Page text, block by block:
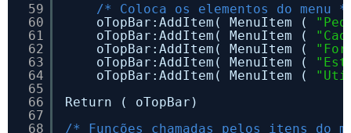
59
60
61
62
63
64
65
66
67
68
/* Coloca os elementos do menu
oTopBar:AddItem( MenuItem (
oTopBar:AddItem( MenuItem (
oTopBar:AddItem( MenuItem (
oTopBar:AddItem( MenuItem (
oTopBar:AddItem( MenuItem (
Return ( oTopBar)
/* Funções chamadas pelos itens do